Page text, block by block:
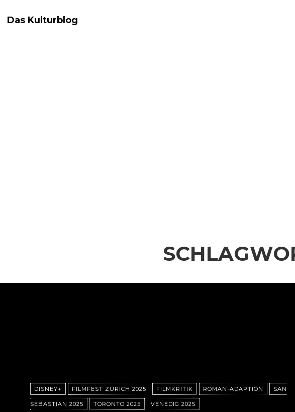
Das Kulturblog
DISNEY+ FILMFEST ZÜRICH 2025 FILMKRITIK ROMAN-ADAPTION SAN
SEBASTIAN 2025 TORONTO 2025 VENEDIG 2025